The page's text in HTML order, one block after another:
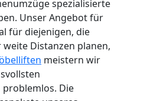
spezialisierte
Unser Angebot für
für diejenigen, die
weite Distanzen planen,
meistern wir
Die